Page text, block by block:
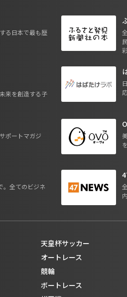
る日本で最も歴
来を創造する子
ポートマガジ
。全てのビジネ
天皇杯サッカー
オートレース
競輪
ボートレース